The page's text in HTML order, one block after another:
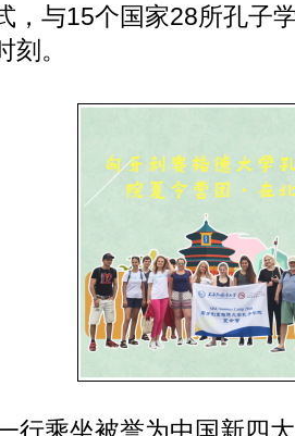
，与15个国家28所孔子
。